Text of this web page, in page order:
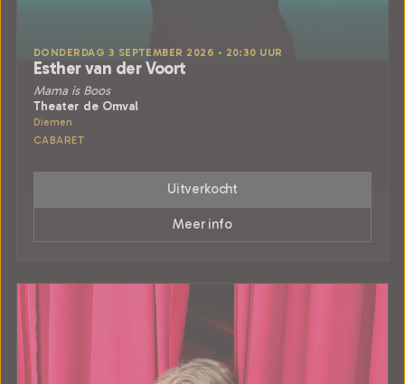
DONDERDAG 3 SEPTEMBER 2026 • 20:30 UUR
Esther van der Voort
Mama is Boos
Theater de Omval
Diemen
CABARET
Uitverkocht
Meer info